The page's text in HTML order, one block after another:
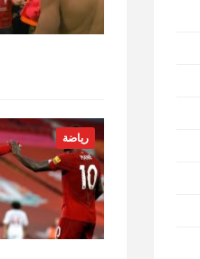
رياضة